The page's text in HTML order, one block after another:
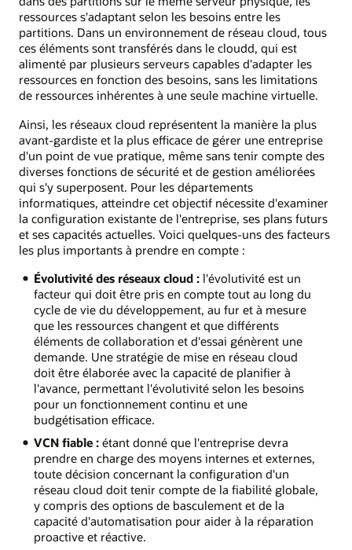
ressources s'adaptant selon les besoins entre les
partitions. Dans un environnement de réseau cloud, tous
ces éléments sont transférés dans le cloudd, qui est
alimenté par plusieurs serveurs capables d'adapter les
ressources en fonction des besoins, sans les limitations
de ressources inhérentes à une seule machine virtuelle.
Ainsi, les réseaux cloud représentent la manière la plus
avant-gardiste et la plus efficace de gérer une entreprise
d'un point de vue pratique, même sans tenir compte des
diverses fonctions de sécurité et de gestion améliorées
qui s'y superposent. Pour les départements
informatiques, atteindre cet objectif nécessite d'examiner
la configuration existante de l'entreprise, ses plans futurs
et ses capacités actuelles. Voici quelques-uns des facteurs
les plus importants à prendre en compte :
Évolutivité des réseaux cloud :l'évolutivité est un
facteur qui doit être pris en compte tout au long du
cycle de vie du développement, au fur et à mesure
que les ressources changent et que différents
éléments de collaboration et d'essai génèrent une
demande. Une stratégie de mise en réseau cloud
doit être élaborée avec la capacité de planifier à
l'avance, permettant l'évolutivité selon les besoins
pour un fonctionnement continu et une
budgétisation efficace.
VCN fiable :étant donné que l'entreprise devra
prendre en charge des moyens internes et externes,
toute décision concernant la configuration d'un
réseau cloud doit tenir compte de la fiabilité globale,
y compris des options de basculement et de la
capacité d'automatisation pour aider à la réparation
proactive et réactive.